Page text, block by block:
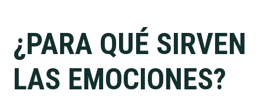
¿PARA QUÉ SIRVEN
LAS EMOCIONES?